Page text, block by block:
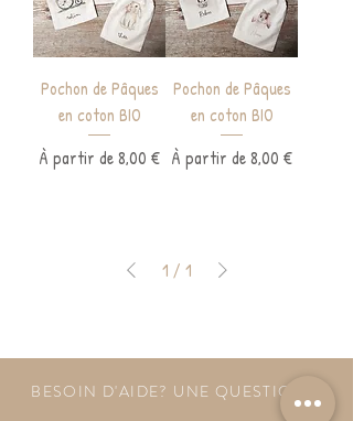
Pochon de Pâques
en coton BIO
À partir de8,00 €
Prix promotionnel
Pochon de Pâques
en coton BIO
À partir de8,00 €
Prix promotionnel
1 / 1
BESOIN D'AIDE? UNE QUESTION ?